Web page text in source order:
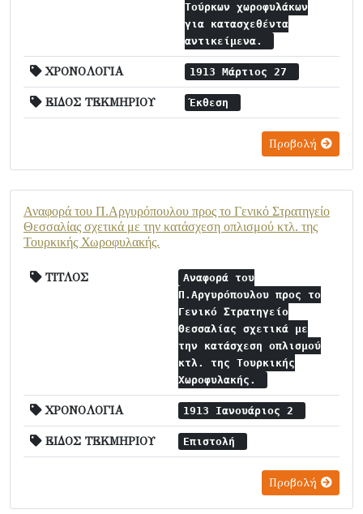
Τούρκων χωροφυλάκων
για κατασχεθέντα
αντικείμενα.
ΧΡΟΝΟΛΟΓΙΑ 1913 Μάρτιος 27
ΕΙΔΟΣ ΤΕΚΜΗΡΙΟΥ Έκθεση
Προβολή
Αναφορά του Π.Αργυρόπουλου προς το Γενικό Στρατηγείο
Θεσσαλίας σχετικά με την κατάσχεση οπλισμού κτλ. της
Τουρκικής Χωροφυλακής.
ΤΙΤΛΟΣ
Αναφορά του
Π.Αργυρόπουλου προς το
Γενικό Στρατηγείο
Θεσσαλίας σχετικά με
την κατάσχεση οπλισμού
κτλ. της Τουρκικής
Χωροφυλακής.
ΧΡΟΝΟΛΟΓΙΑ 1913 Ιανουάριος 2
ΕΙΔΟΣ ΤΕΚΜΗΡΙΟΥ Επιστολή
Προβολή